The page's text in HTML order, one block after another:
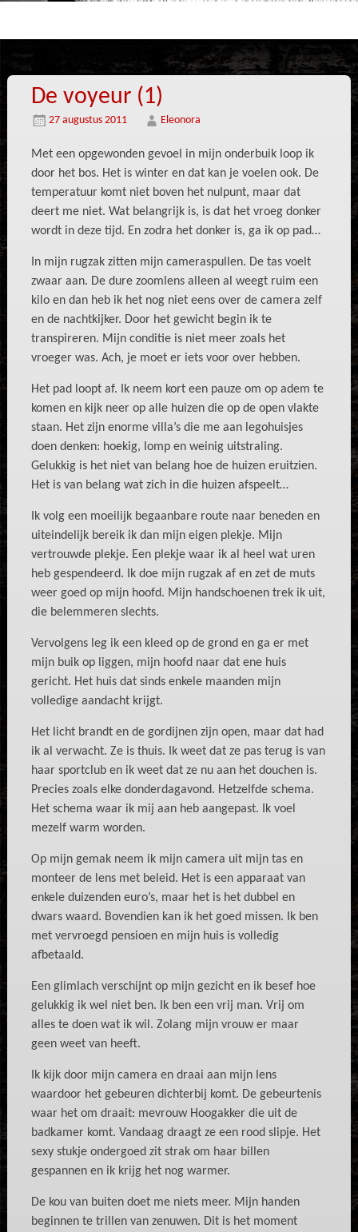
De voyeur (1)
27 augustus 2011 Eleonora
Met een opgewonden gevoel in mijn onderbuik loop ik
door het bos. Het is winter en dat kan je voelen ook. De
temperatuur komt niet boven het nulpunt, maar dat
deert me niet. Wat belangrijk is, is dat het vroeg donker
wordt in deze tijd. En zodra het donker is, ga ik op pad…
In mijn rugzak zitten mijn cameraspullen. De tas voelt
zwaar aan. De dure zoomlens alleen al weegt ruim een
kilo en dan heb ik het nog niet eens over de camera zelf
en de nachtkijker. Door het gewicht begin ik te
transpireren. Mijn conditie is niet meer zoals het
vroeger was. Ach, je moet er iets voor over hebben.
Het pad loopt af. Ik neem kort een pauze om op adem te
komen en kijk neer op alle huizen die op de open vlakte
staan. Het zijn enorme villa’s die me aan legohuisjes
doen denken: hoekig, lomp en weinig uitstraling.
Gelukkig is het niet van belang hoe de huizen eruitzien.
Het is van belang wat zich in die huizen afspeelt…
Ik volg een moeilijk begaanbare route naar beneden en
uiteindelijk bereik ik dan mijn eigen plekje. Mijn
vertrouwde plekje. Een plekje waar ik al heel wat uren
heb gespendeerd. Ik doe mijn rugzak af en zet de muts
weer goed op mijn hoofd. Mijn handschoenen trek ik uit,
die belemmeren slechts.
Vervolgens leg ik een kleed op de grond en ga er met
mijn buik op liggen, mijn hoofd naar dat ene huis
gericht. Het huis dat sinds enkele maanden mijn
volledige aandacht krijgt.
Het licht brandt en de gordijnen zijn open, maar dat had
ik al verwacht. Ze is thuis. Ik weet dat ze pas terug is van
haar sportclub en ik weet dat ze nu aan het douchen is.
Precies zoals elke donderdagavond. Hetzelfde schema.
Het schema waar ik mij aan heb aangepast. Ik voel
mezelf warm worden.
Op mijn gemak neem ik mijn camera uit mijn tas en
monteer de lens met beleid. Het is een apparaat van
enkele duizenden euro’s, maar het is het dubbel en
dwars waard. Bovendien kan ik het goed missen. Ik ben
met vervroegd pensioen en mijn huis is volledig
afbetaald.
Een glimlach verschijnt op mijn gezicht en ik besef hoe
gelukkig ik wel niet ben. Ik ben een vrij man. Vrij om
alles te doen wat ik wil. Zolang mijn vrouw er maar
geen weet van heeft.
Ik kijk door mijn camera en draai aan mijn lens
waardoor het gebeuren dichterbij komt. De gebeurtenis
waar het om draait: mevrouw Hoogakker die uit de
badkamer komt. Vandaag draagt ze een rood slipje. Het
sexy stukje ondergoed zit strak om haar billen
gespannen en ik krijg het nog warmer.
De kou van buiten doet me niets meer. Mijn handen
beginnen te trillen van zenuwen. Dit is het moment